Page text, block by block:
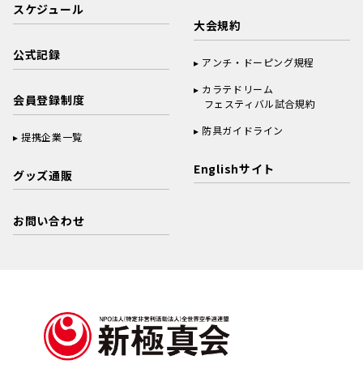
スケジュール
公式記録
会員登録制度
提携企業一覧
グッズ通販
お問い合わせ
大会規約
アンチ・ドーピング規程
カラテドリーム
フェスティバル試合規約
防具ガイドライン
Englishサイト